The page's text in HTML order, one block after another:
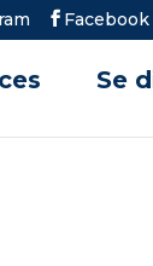
Facebook
Se